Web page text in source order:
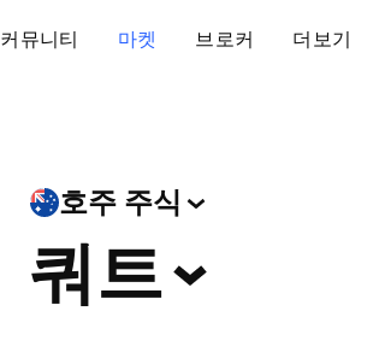
커뮤니티 마켓 브로커 더보기
호주 주식
쿼트